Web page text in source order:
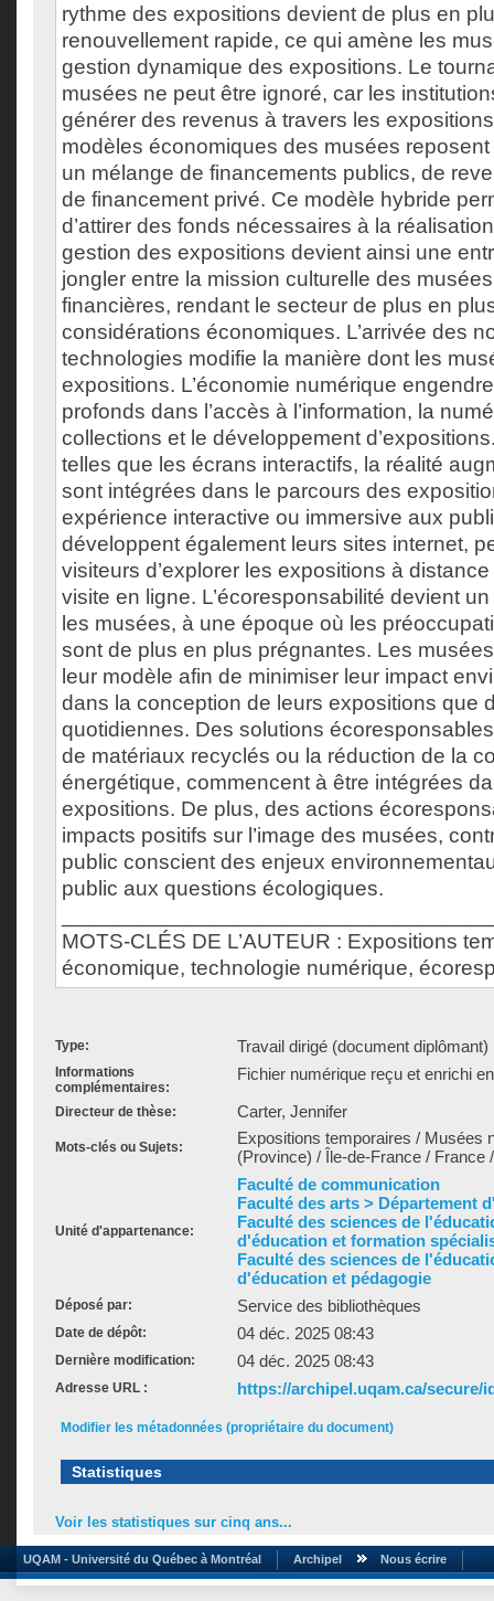
rythme des expositions devient de plus en
renouvellement rapide, ce qui amène les
gestion dynamique des expositions. Le
musées ne peut être ignoré, car les
générer des revenus à travers les
modèles économiques des musées
un mélange de financements publics, de
de financement privé. Ce modèle hybride
d’attirer des fonds nécessaires à la
gestion des expositions devient ainsi une
jongler entre la mission culturelle des
financières, rendant le secteur de plus en
considérations économiques. L’arrivée des
technologies modifie la manière dont les
expositions. L’économie numérique
profonds dans l’accès à l’information, la
collections et le développement
telles que les écrans interactifs, la réalité
sont intégrées dans le parcours des
expérience interactive ou immersive aux
développent également leurs sites internet,
visiteurs d’explorer les expositions à
visite en ligne. L’écoresponsabilité devient
les musées, à une époque où les
sont de plus en plus prégnantes. Les
leur modèle afin de minimiser leur impact
dans la conception de leurs expositions que
quotidiennes. Des solutions
de matériaux recyclés ou la réduction de la
énergétique, commencent à être intégrées
expositions. De plus, des actions
impacts positifs sur l’image des musées,
public conscient des enjeux
public aux questions écologiques.
MOTS-CLÉS DE L’AUTEUR : Expositions
économique, technologie numérique,
Type: Travail dirigé (document diplômant)
Informations
complémentaires:
Fichier numérique reçu et enrichi
Directeur de thèse: Carter, Jennifer
Mots-clés ou Sujets:
Expositions temporaires / Musées
(Province) / Île-de-France / France
Unité d'appartenance:
Faculté de communication
Faculté des arts > Département
Faculté des sciences de
d'éducation et formation
Faculté des sciences de
d'éducation et pédagogie
Déposé par: Service des bibliothèques
Date de dépôt: 04 déc. 2025 08:43
Dernière modification: 04 déc. 2025 08:43
Adresse URL : https://archipel.uqam.ca/secure/
Modifier les métadonnées (propriétaire du document)
Statistiques
Voir les statistiques sur cinq ans...
UQAM - Université du Québec à Montréal Archipel Nous écrire